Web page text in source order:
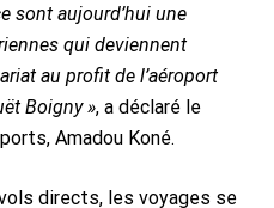
sont aujourd’hui une
qui deviennent
au profit de l’aéroport
Boigny », a déclaré le
Amadou Koné.
directs, les voyages se